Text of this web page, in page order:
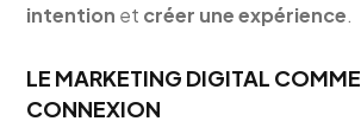
intention et créer une expérience.
LE MARKETING DIGITAL
CONNEXION